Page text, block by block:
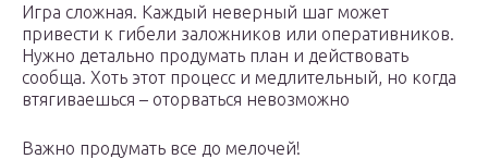
Игра сложная. Каждый неверный шаг может
привести к гибели заложников или оперативников.
Нужно детально продумать план и действовать
сообща. Хоть этот процесс и медлительный, но когда
втягиваешься – оторваться невозможно
Важно продумать все до мелочей!